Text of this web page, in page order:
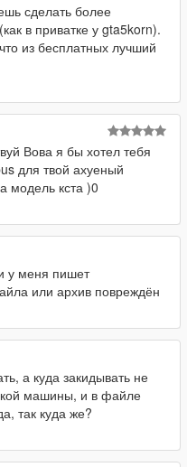
сделать более
в приватке у gta5korn).
из бесплатных лучший
Вова я бы хотел тебя
для твой ахуеный
модель кста )0
у меня пишет
или архив повреждён
а куда закидывать не
машины, и в файле
так куда же?